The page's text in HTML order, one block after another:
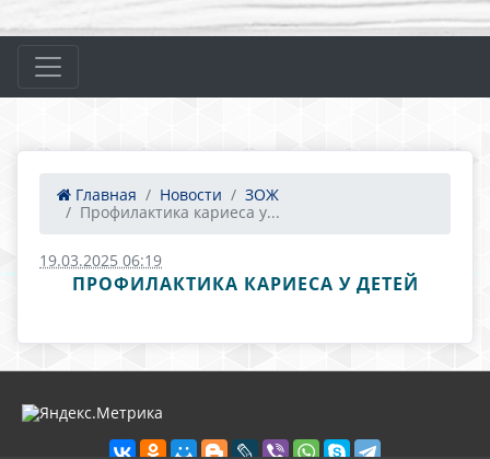
Главная Новости
ЗОЖ
Профилактика кариеса у...
19.03.2025 06:19
ПРОФИЛАКТИКА КАРИЕСА У ДЕТЕЙ